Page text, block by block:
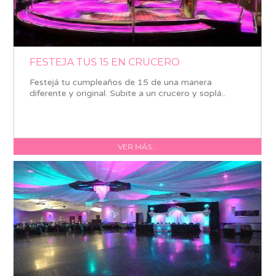
FESTEJA TUS 15 EN CRUCERO
Festejá tu cumpleaños de 15 de una manera
diferente y original. Subite a un crucero y soplá..
VER MÁS...